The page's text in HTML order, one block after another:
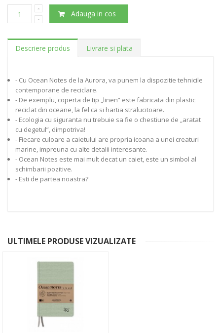
Adauga in cos
Descriere produs Livrare si plata
- Cu Ocean Notes de la Aurora, va punem la dispozitie tehnicile
contemporane de reciclare.
- De exemplu, coperta de tip „linen” este fabricata din plastic
reciclat din oceane, la fel ca si hartia stralucitoare.
- Ecologia cu siguranta nu trebuie sa fie o chestiune de „aratat
cu degetul”, dimpotriva!
- Fiecare culoare a caietului are propria icoana a unei creaturi
marine, impreuna cu alte detalii interesante.
- Ocean Notes este mai mult decat un caiet, este un simbol al
schimbarii pozitive.
- Esti de partea noastra?
ULTIMELE PRODUSE VIZUALIZATE